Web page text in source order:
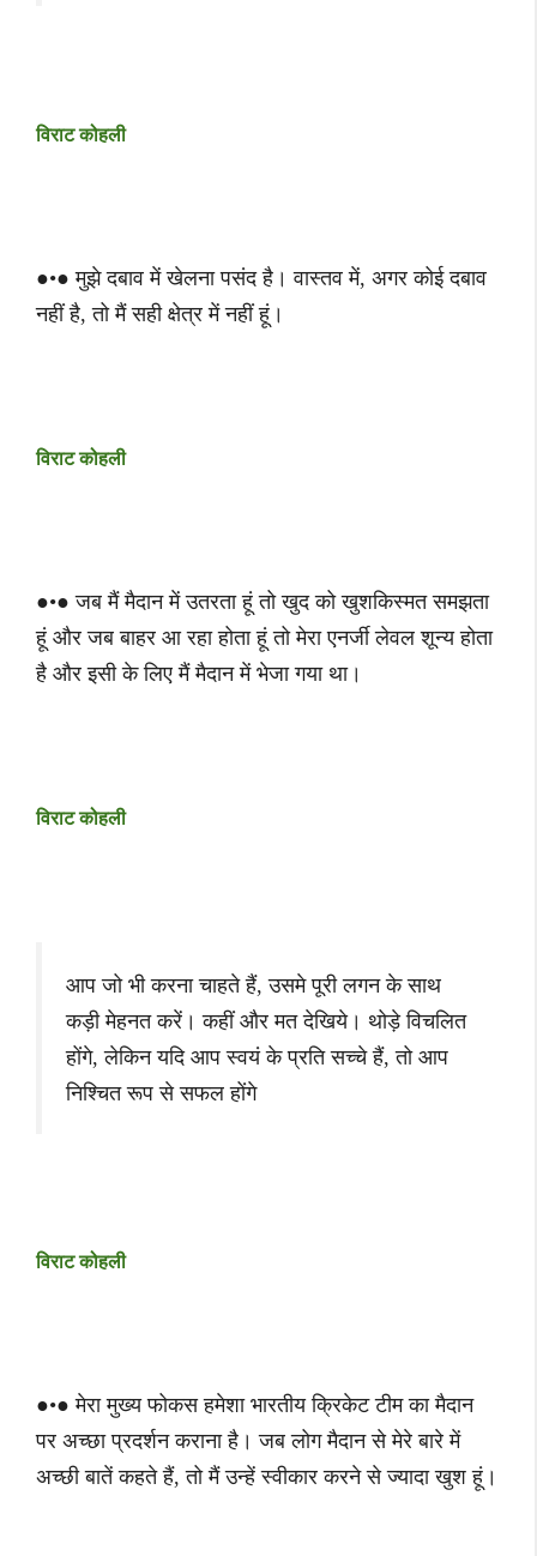
विराट कोहली
●•● मुझे दबाव में खेलना पसंद है। वास्तव में, अगर कोई दबाव
नहीं है, तो मैं सही क्षेत्र में नहीं हूं।
विराट कोहली
●•● जब मैं मैदान में उतरता हूं तो खुद को खुशकिस्मत समझता
हूं और जब बाहर आ रहा होता हूं तो मेरा एनर्जी लेवल शून्य होता
है और इसी के लिए मैं मैदान में भेजा गया था।
विराट कोहली
आप जो भी करना चाहते हैं, उसमे पूरी लगन के साथ
कड़ी मेहनत करें। कहीं और मत देखिये। थोड़े विचलित
होंगे, लेकिन यदि आप स्वयं के प्रति सच्चे हैं, तो आप
निश्चित रूप से सफल होंगे
विराट कोहली
●•● मेरा मुख्य फोकस हमेशा भारतीय क्रिकेट टीम का मैदान
पर अच्छा प्रदर्शन कराना है। जब लोग मैदान से मेरे बारे में
अच्छी बातें कहते हैं, तो मैं उन्हें स्वीकार करने से ज्यादा खुश हूं।